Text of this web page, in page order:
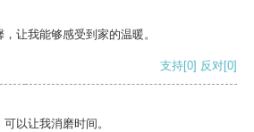
让我能够感受到家的温暖。
支持[0] 反对[0]
以让我消磨时间。